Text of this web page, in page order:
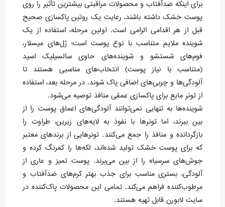
برای اینکه ضدآفتاب و محصولات مراقبتی بیشترین تأثیر را روی
پوست خشک داشته باشند، رعایت یک روتین پاکسازی صحیح
قبل از هر اقدامی الزامی است. اولین مرحله، استفاده از یک
شوینده ملایم متناسب با نوع پوست است؛ ژل‌های میسلار،
فوم‌های شستشو و شوینده‌های حاوی سالسیلیک اسید
(متناسب با نیاز پوست) انتخاب‌های مناسبی هستند تا
آلودگی‌ها و چربی‌های اضافی پاک شوند. در مرحله بعد، استفاده
از تونر مایع برای پاکسازی عمقی منافذ توصیه می‌شود.
شوینده‌ها به تنهایی نمی‌توانند آلودگی‌های اعماق پوست را از
بین ببرند، اما تونرها با نفوذ به لایه‌های زیرین، طراوت را
بازگردانده و منافذ را جمع می‌کنند. تونرهایی از برندهای معتبر
که برای پوست خشک تولید شده‌اند، لکه‌ها را کمرنگ کرده و
جوش‌های سرسیاه را از بین می‌برند. پوست تمیز و عاری از
آلودگی، بستری مناسب برای جذب بهتر کرم‌های ضدآفتاب و
مرطوب‌کننده فراهم می‌کند. تمامی این محصولات پاک‌کننده در
سایت لابورن قابل تهیه هستند.